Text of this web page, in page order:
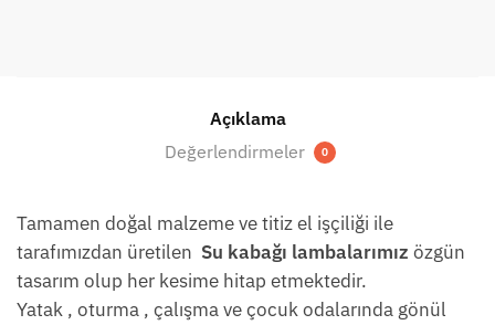
Açıklama
Değerlendirmeler
0
Tamamen doğal malzeme ve titiz el işçiliği ile
tarafımızdan üretilen Su kabağı lambalarımız özgün
tasarım olup her kesime hitap etmektedir.
Yatak , oturma , çalışma ve çocuk odalarında gönül